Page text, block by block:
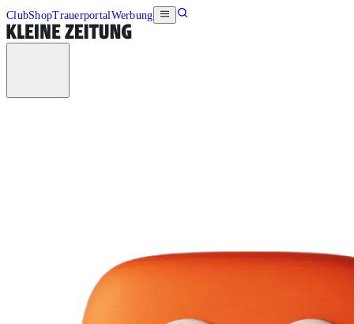
ClubShopTrauerportalWerbung